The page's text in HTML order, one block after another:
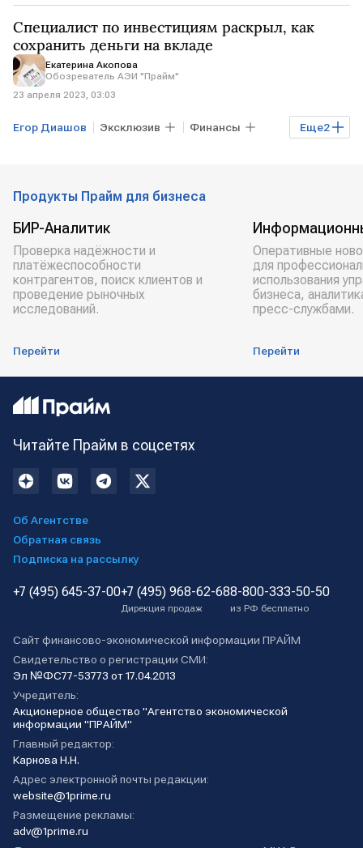
Специалист по инвестициям раскрыл, как
сохранить деньги на вкладе
Екатерина Акопова
Обозреватель АЭИ "Прайм"
23 апреля 2023, 03:03
Еще2
Егор Диашов Эксклюзив Финансы
Продукты Прайм для бизнеса
БИР-Аналитик
Проверка надёжности и
платёжеспособности
контрагентов, поиск клиентов и
проведение рыночных
исследований.
Перейти
Оперативные
для
использования
бизнеса,
пресс-службами.
Перейти
Читайте Прайм в соцсетях
Об Агентстве
Обратная связь
Подписка на рассылку
+7 (495) 645-37-00+7 (495) 968-62-68
Дирекция продаж
8-800-333-50-50
из РФ бесплатно
Сайт финансово-экономической информации ПРАЙМ
Свидетельство о регистрации СМИ:
Эл №ФС77-53773 от 17.04.2013
Учредитель:
Акционерное общество "Агентство экономической
информации "ПРАЙМ"
Главный редактор:
Карнова Н.Н.
Адрес электронной почты редакции:
website@1prime.ru
Размещение рекламы:
adv@1prime.ru